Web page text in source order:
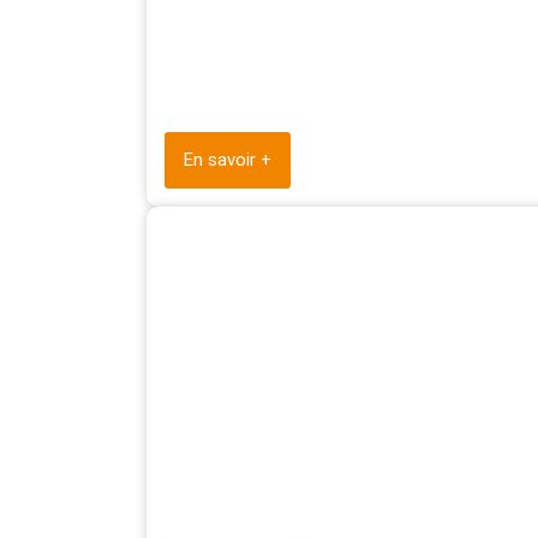
En savoir +